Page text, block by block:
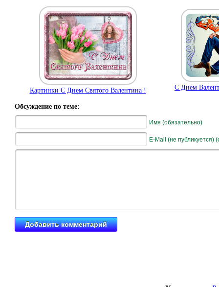
Картинки С Днем Святого Валентина ! С Днем
Обсуждение по теме:
Имя (обязательно)
E-Mail (не публикуется)